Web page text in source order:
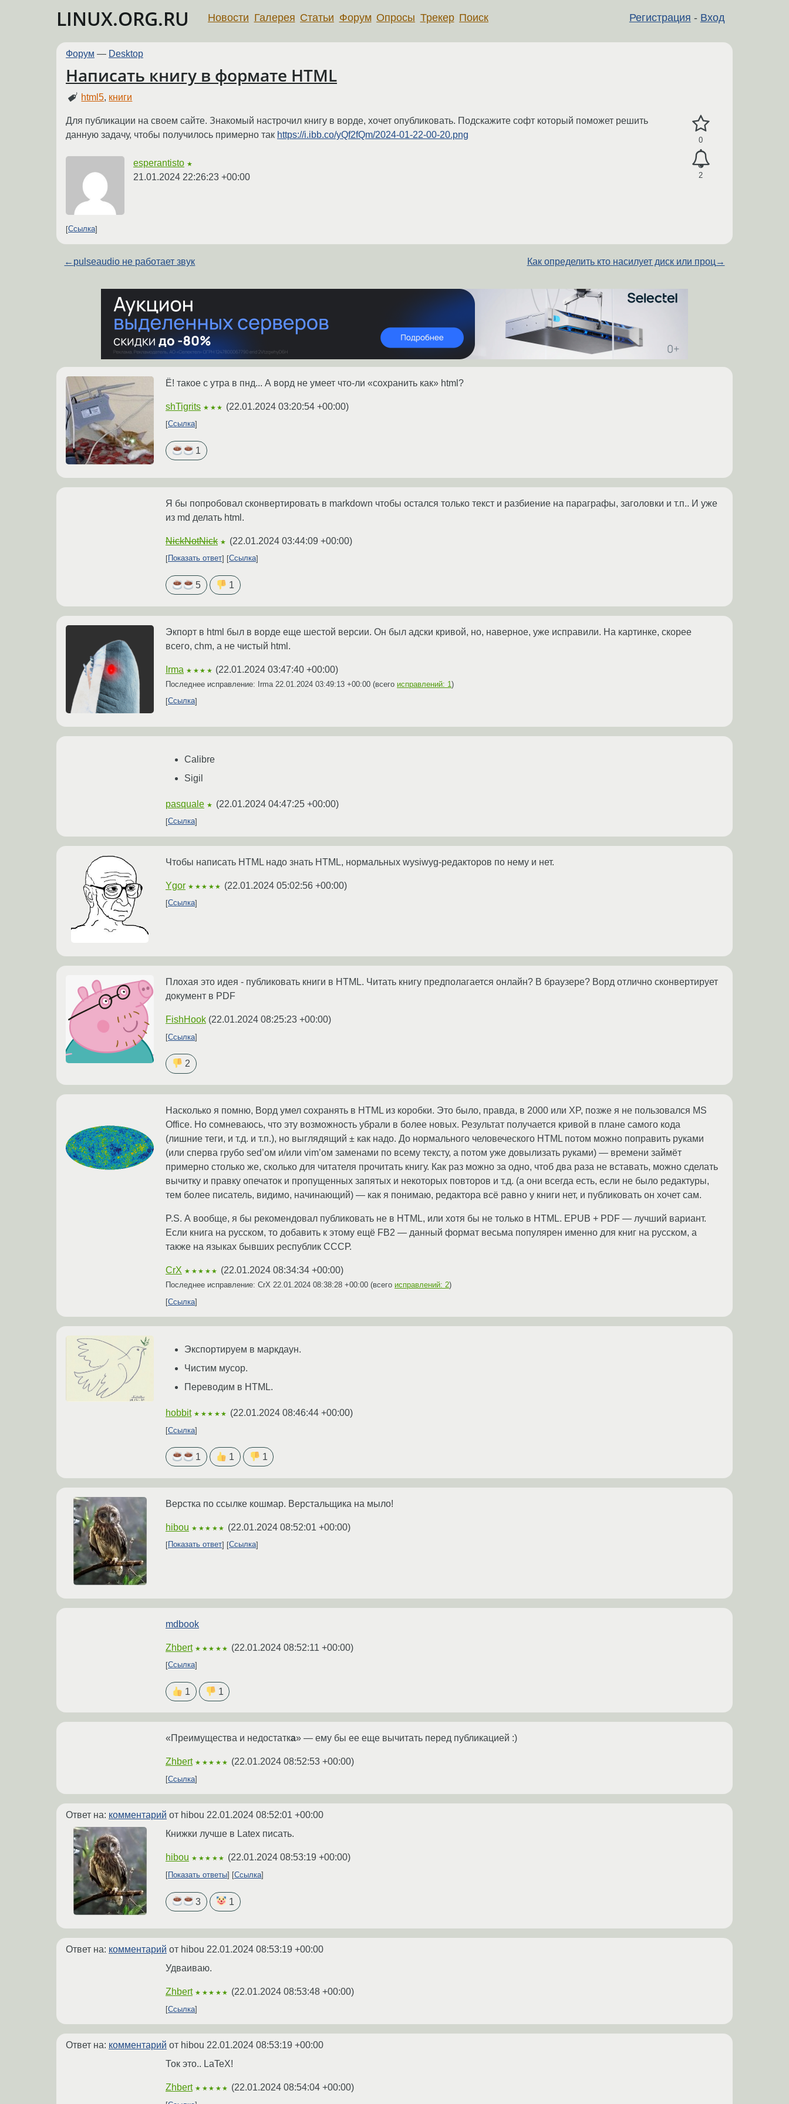
LINUX.ORG.RU Регистрация - Вход
Новости Галерея Статьи Форум Опросы Трекер Поиск
Форум — Desktop
Написать книгу в формате HTML
html5, книги
0
2
Для публикации на своем сайте. Знакомый настрочил книгу в ворде, хочет опубликовать. Подскажите софт который поможет решить
данную задачу, чтобы получилось примерно так https://i.ibb.co/yQf2fQm/2024-01-22-00-20.png
esperantisto ★
21.01.2024 22:26:23 +00:00
Ссылка
← pulseaudio не работает звук Как определить кто насилует диск или проц →
Ё! такое с утра в пнд... А ворд не умеет что-ли «сохранить как» html?
shTigrits ★★★ (22.01.2024 03:20:54 +00:00)
Ссылка
1
Я бы попробовал сконвертировать в markdown чтобы остался только текст и разбиение на параграфы, заголовки и т.п.. И уже
из md делать html.
NickNotNick ★ (22.01.2024 03:44:09 +00:00)
Показать ответ Ссылка
5 1
Экпорт в html был в ворде еще шестой версии. Он был адски кривой, но, наверное, уже исправили. На картинке, скорее
всего, chm, а не чистый html.
Irma ★★★★ (22.01.2024 03:47:40 +00:00)
Последнее исправление: Irma 22.01.2024 03:49:13 +00:00 (всего исправлений: 1)
Ссылка
Calibre
Sigil
pasquale ★ (22.01.2024 04:47:25 +00:00)
Ссылка
Чтобы написать HTML надо знать HTML, нормальных wysiwyg-редакторов по нему и нет.
Ygor ★★★★★ (22.01.2024 05:02:56 +00:00)
Ссылка
Плохая это идея - публиковать книги в HTML. Читать книгу предполагается онлайн? В браузере? Ворд отлично сконвертирует
документ в PDF
FishHook (22.01.2024 08:25:23 +00:00)
Ссылка
2
Насколько я помню, Ворд умел сохранять в HTML из коробки. Это было, правда, в 2000 или XP, позже я не пользовался MS
Office. Но сомневаюсь, что эту возможность убрали в более новых. Результат получается кривой в плане самого кода
(лишние теги, и т.д. и т.п.), но выглядящий ± как надо. До нормального человеческого HTML потом можно поправить руками
(или сперва грубо sed’ом и/или vim’ом заменами по всему тексту, а потом уже довылизать руками) — времени займёт
примерно столько же, сколько для читателя прочитать книгу. Как раз можно за одно, чтоб два раза не вставать, можно сделать
вычитку и правку опечаток и пропущенных запятых и некоторых повторов и т.д. (а они всегда есть, если не было редактуры,
тем более писатель, видимо, начинающий) — как я понимаю, редактора всё равно у книги нет, и публиковать он хочет сам.
P.S. А вообще, я бы рекомендовал публиковать не в HTML, или хотя бы не только в HTML. EPUB + PDF — лучший вариант.
Если книга на русском, то добавить к этому ещё FB2 — данный формат весьма популярен именно для книг на русском, а
также на языках бывших республик СССР.
CrX ★★★★★ (22.01.2024 08:34:34 +00:00)
Последнее исправление: CrX 22.01.2024 08:38:28 +00:00 (всего исправлений: 2)
Ссылка
Экспортируем в маркдаун.
Чистим мусор.
Переводим в HTML.
hobbit ★★★★★ (22.01.2024 08:46:44 +00:00)
Ссылка
1 1 1
Верстка по ссылке кошмар. Верстальщика на мыло!
hibou ★★★★★ (22.01.2024 08:52:01 +00:00)
Показать ответ Ссылка
mdbook
Zhbert ★★★★★ (22.01.2024 08:52:11 +00:00)
Ссылка
1 1
«Преимущества и недостатка» — ему бы ее еще вычитать перед публикацией :)
Zhbert ★★★★★ (22.01.2024 08:52:53 +00:00)
Ссылка
Ответ на: комментарий от hibou 22.01.2024 08:52:01 +00:00
Книжки лучше в Latex писать.
hibou ★★★★★ (22.01.2024 08:53:19 +00:00)
Показать ответы Ссылка
3 1
Ответ на: комментарий от hibou 22.01.2024 08:53:19 +00:00
Удваиваю.
Zhbert ★★★★★ (22.01.2024 08:53:48 +00:00)
Ссылка
Ответ на: комментарий от hibou 22.01.2024 08:53:19 +00:00
Ток это.. LaTeX!
Zhbert ★★★★★ (22.01.2024 08:54:04 +00:00)